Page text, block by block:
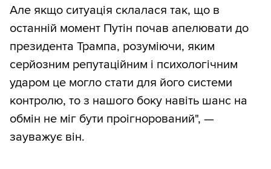
Але якщо ситуація склалася так, що в
останній момент Путін почав апелювати до
президента Трампа, розуміючи, яким
серйозним репутаційним і психологічним
ударом це могло стати для його системи
контролю, то з нашого боку навіть шанс на
обмін не міг бути проігнорований", —
зауважує він.